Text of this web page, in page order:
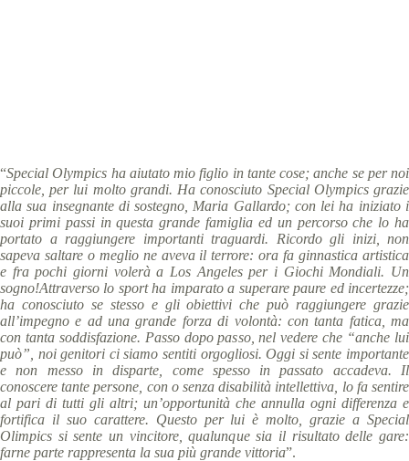
“Special Olympics ha aiutato mio figlio in tante cose; anche se per noi
piccole, per lui molto grandi. Ha conosciuto Special Olympics grazie
alla sua insegnante di sostegno, Maria Gallardo; con lei ha iniziato i
suoi primi passi in questa grande famiglia ed un percorso che lo ha
portato a raggiungere importanti traguardi. Ricordo gli inizi, non
sapeva saltare o meglio ne aveva il terrore: ora fa ginnastica artistica
e fra pochi giorni volerà a Los Angeles per i Giochi Mondiali. Un
sogno!Attraverso lo sport ha imparato a superare paure ed incertezze;
ha conosciuto se stesso e gli obiettivi che può raggiungere grazie
all’impegno e ad una grande forza di volontà: con tanta fatica, ma
con tanta soddisfazione. Passo dopo passo, nel vedere che “anche lui
può”, noi genitori ci siamo sentiti orgogliosi. Oggi si sente importante
e non messo in disparte, come spesso in passato accadeva. Il
conoscere tante persone, con o senza disabilità intellettiva, lo fa sentire
al pari di tutti gli altri; un’opportunità che annulla ogni differenza e
fortifica il suo carattere. Questo per lui è molto, grazie a Special
Olimpics si sente un vincitore, qualunque sia il risultato delle gare:
farne parte rappresenta la sua più grande vittoria”.